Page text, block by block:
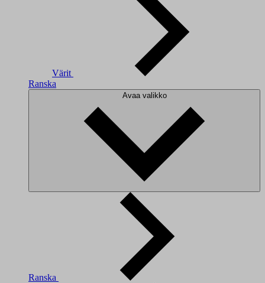
Värit
Ranska
Avaa valikko
Ranska